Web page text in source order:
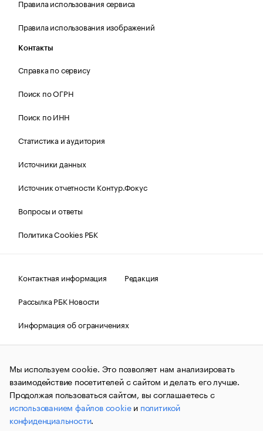
Правила использования сервиса
Правила использования изображений
Контакты
Справка по сервису
Поиск по ОГРН
Поиск по ИНН
Статистика и аудитория
Источники данных
Источник отчетности Контур.Фокус
Вопросы и ответы
Политика Cookies РБК
Контактная информация
Редакция
Рассылка РБК Новости
Информация об ограничениях
Правовая информация
О соблюдении авторских прав
© АО «РОСБИЗНЕСКОНСАЛТИНГ»,1995–2026.Сообщения
и материалы информационного агентства «РБК»
(зарегистрировано Федеральной службой по надзору в сфере
связи, информационных технологий и массовых
коммуникаций (Роскомнадзор) 09.12.2015 за номером ИА
№ФС77-63848) сопровождаются пометкой «РБК». Отдельные
публикации могут содержать информацию,
Мы используем cookie. Это позволяет нам анализировать
взаимодействие посетителей с сайтом и делать его лучше.
Продолжая пользоваться сайтом, вы соглашаетесь с
использованием файлов cookieи политикой
конфиденциальности.